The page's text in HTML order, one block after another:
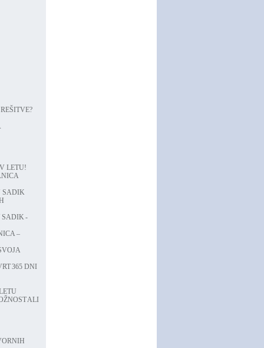
LETU!
SADIK
SADIK -
–
365 DNI
ALI